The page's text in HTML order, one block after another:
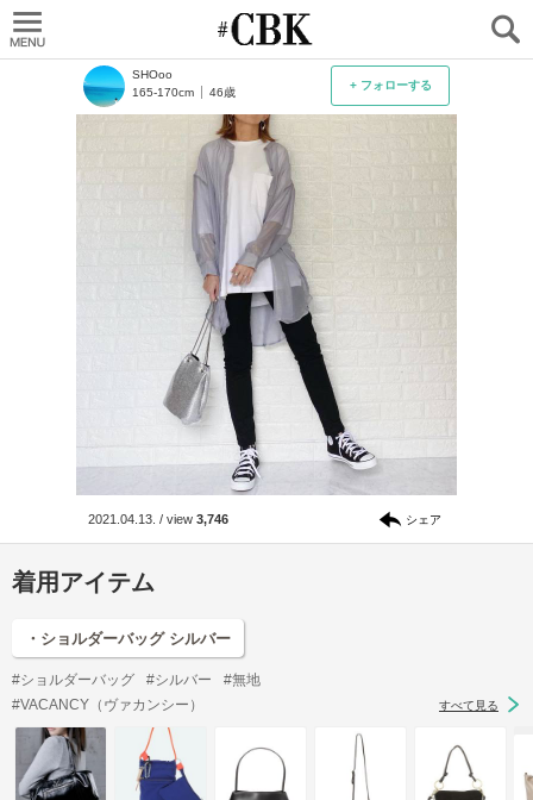
+ フォローする
SHOoo
165-170cm
46歳
2021.04.13. / view 3,746 シェア
着用アイテム
・ショルダーバッグ シルバー
#ショルダーバッグ #シルバー
#無地
#VACANCY（ヴァカンシー）
すべて見る